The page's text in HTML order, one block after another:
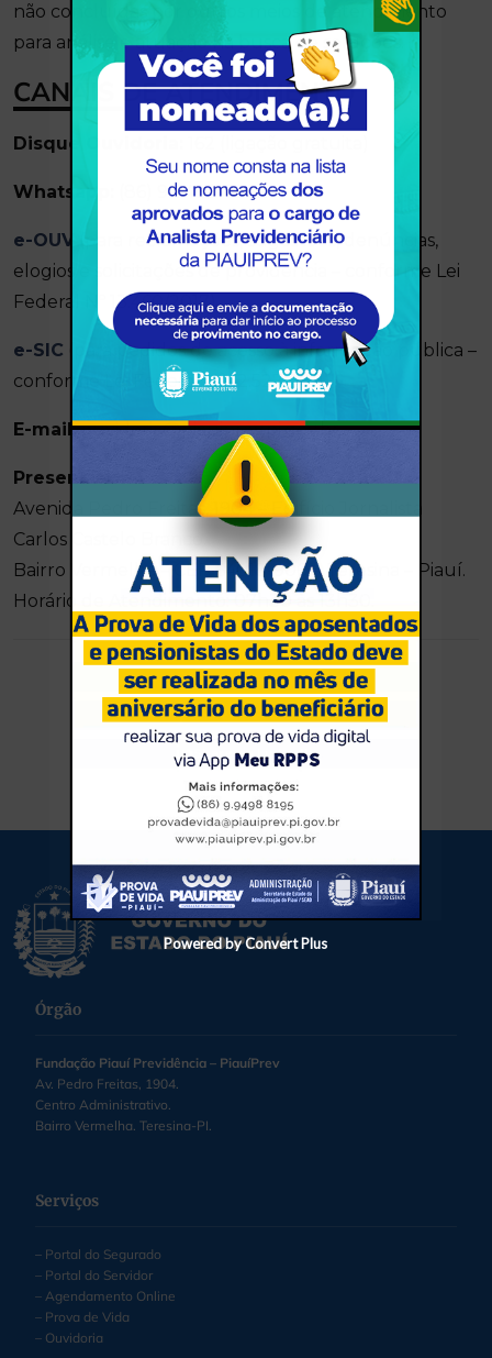
não concluídas por outros meios de atendimento
para análise e atuação na busca de soluções.
CANAIS DE ATENDIMENTO
Disque Ouvidoria:
Whatsapp: (86) 9 9482-7852
e-OUV
(para reclamações, sugestões, denúncias,
elogios e solicitações de providência – conforme Lei
Federal Nº 13.460/2017)
e-SIC (para pedidos de acesso à informação pública –
conforme Lei Federal N° 12.527/2011)
E-mail:ouvidoria@piauiprev.pi.gov.br
Presencial:
Avenida Pedro Freitas, 1904 – Edifício Jornalista
Carlos Castelo Branco.
Bairro Vermelha – CEP 64018-900 – Teresina – Piauí.
Horário de Atendimento: 07h30 às 13h30.
Share on Twitter
Share on Facebook
Share on LinkedIn
Órgão
Fundação Piauí Previdência – PiauíPrev
Av. Pedro Freitas, 1904.
Centro Administrativo.
Bairro Vermelha. Teresina-PI.
Serviços
– Portal do Segurado
– Portal do Servidor
– Agendamento Online
– Prova de Vida
– Ouvidoria
Powered by Convert Plus